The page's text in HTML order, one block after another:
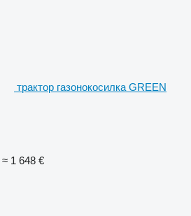
трактор газонокосилка GREEN
≈ 1 648 €